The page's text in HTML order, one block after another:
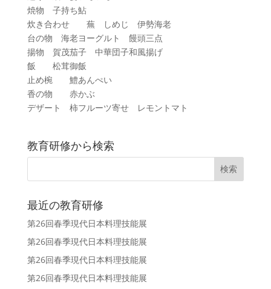
焼物 子持ち鮎
炊き合わせ 蕪 しめじ 伊勢海老
台の物 海老ヨーグルト 饅頭三点
揚物 賀茂茄子 中華団子和風揚げ
飯 松茸御飯
止め椀 鱧あんぺい
香の物 赤かぶ
デザート 柿フルーツ寄せ レモントマト
教育研修から検索
最近の教育研修
第26回春季現代日本料理技能展
第26回春季現代日本料理技能展
第26回春季現代日本料理技能展
第26回春季現代日本料理技能展